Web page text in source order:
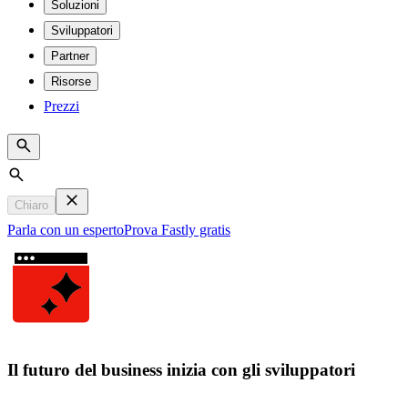
Soluzioni
Sviluppatori
Partner
Risorse
Prezzi
Search
Chiaro
Parla con un espertoProva Fastly gratis
Il futuro del business inizia con gli sviluppatori